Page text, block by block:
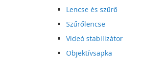
Lencse és szűrő
Szűrőlencse
Videó stabilizátor
Objektívsapka